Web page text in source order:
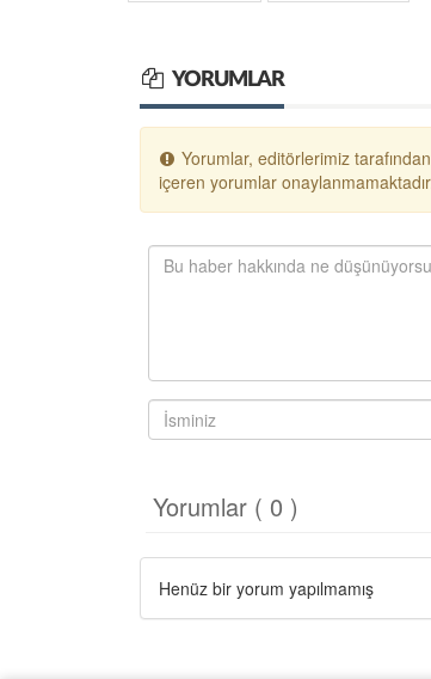
YORUMLAR
Yorumlar, editörlerimiz
içeren yorumlar
Yorumlar ( 0 )
Henüz bir yorum yapılmamış